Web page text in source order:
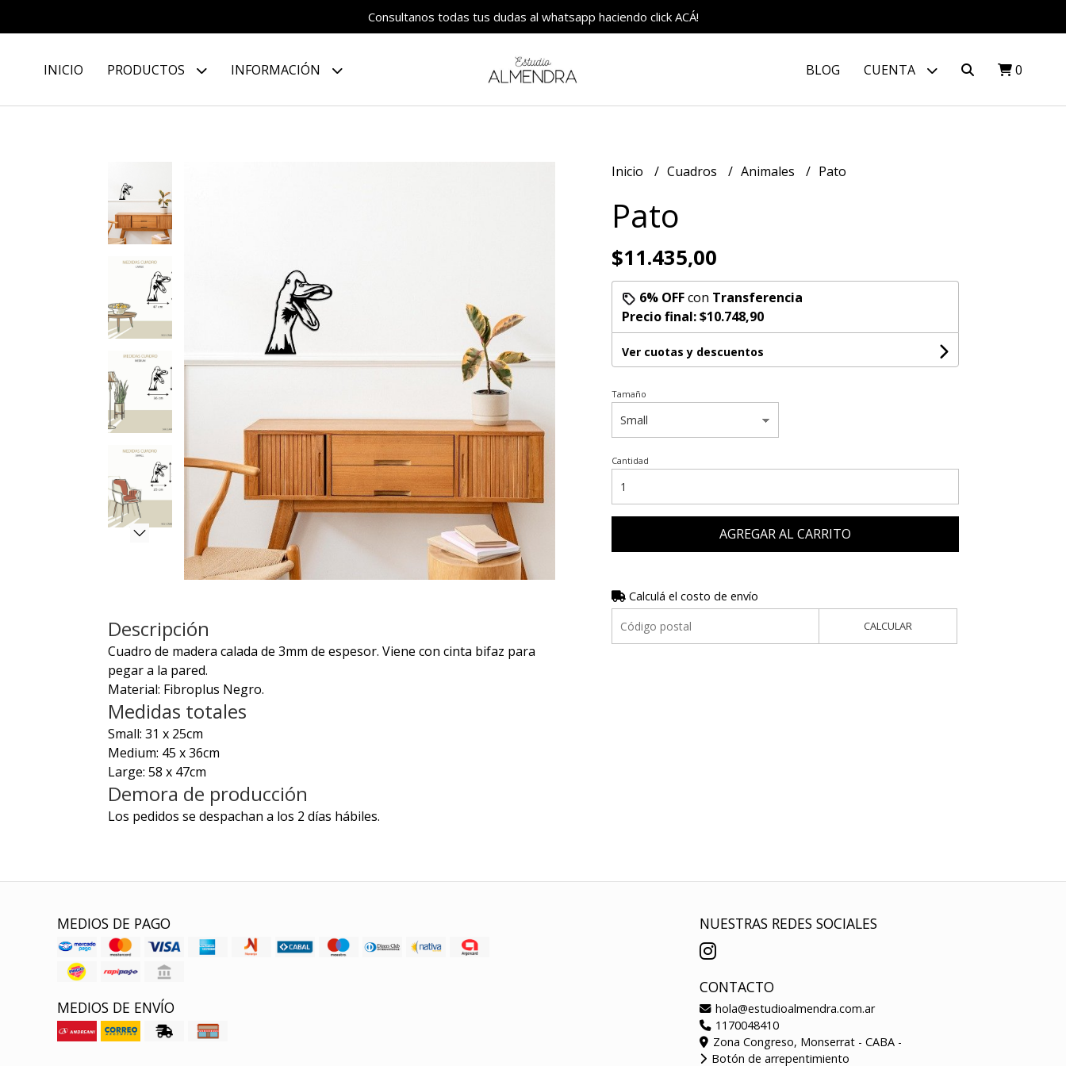
Consultanos todas tus dudas al whatsapp haciendo click ACÁ!
INICIO PRODUCTOS INFORMACIÓN BLOG CUENTA 0
Descripción
Cuadro de madera calada de 3mm de espesor. Viene con cinta bifaz para
pegar a la pared.
Material: Fibroplus Negro.
Medidas totales
Small: 31 x 25cm
Medium: 45 x 36cm
Large: 58 x 47cm
Demora de producción
Los pedidos se despachan a los 2 días hábiles.
Inicio Cuadros Animales Pato
Pato
$11.435,00
6% OFFcon Transferencia
Precio final:$10.748,90
Ver cuotas y descuentos
Tamaño
Cantidad
AGREGAR AL CARRITO
Calculá el costo de envío
CALCULAR
MEDIOS DE PAGO
MEDIOS DE ENVÍO
NUESTRAS REDES SOCIALES
CONTACTO
hola@estudioalmendra.com.ar
1170048410
Zona Congreso, Monserrat - CABA -
Botón de arrepentimiento